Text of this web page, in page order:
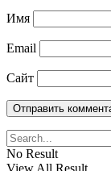
Имя
Email
Сайт
No Result
View All Result